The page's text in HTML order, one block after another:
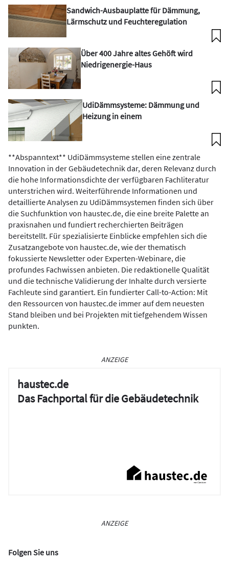
Sandwich-Ausbauplatte für Dämmung,
Lärmschutz und Feuchteregulation
Über 400 Jahre altes Gehöft wird
Niedrigenergie-Haus
UdiDämmsysteme: Dämmung und
Heizung in einem
**Abspanntext** UdiDämmsysteme stellen eine zentrale
Innovation in der Gebäudetechnik dar, deren Relevanz durch
die hohe Informationsdichte der verfügbaren Fachliteratur
unterstrichen wird. Weiterführende Informationen und
detaillierte Analysen zu UdiDämmsystemen finden sich über
die Suchfunktion von haustec.de, die eine breite Palette an
praxisnahen und fundiert recherchierten Beiträgen
bereitstellt. Für spezialisierte Einblicke empfehlen sich die
Zusatzangebote von haustec.de, wie der thematisch
fokussierte Newsletter oder Experten-Webinare, die
profundes Fachwissen anbieten. Die redaktionelle Qualität
und die technische Validierung der Inhalte durch versierte
Fachleute sind garantiert. Ein fundierter Call-to-Action: Mit
den Ressourcen von haustec.de immer auf dem neuesten
Stand bleiben und bei Projekten mit tiefgehendem Wissen
punkten.
ANZEIGE
haustec.de
Das Fachportal für die Gebäudetechnik
ANZEIGE
Folgen Sie uns